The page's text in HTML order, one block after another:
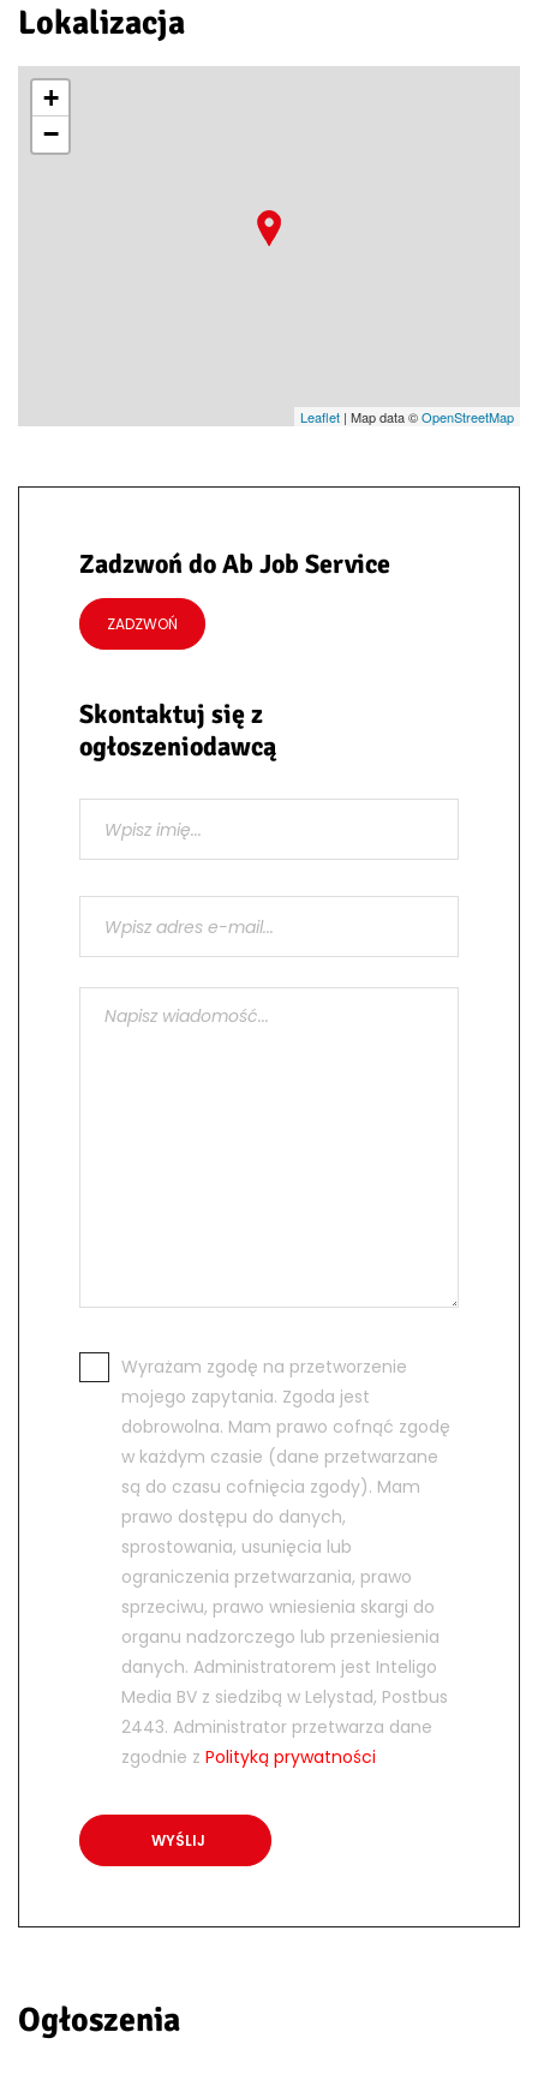
Lokalizacja
+
−
Leaflet | Map data ©OpenStreetMap
Zadzwoń do Ab Job Service
ZADZWOŃ
Skontaktuj się z
ogłoszeniodawcą
Wyrażam zgodę na przetworzenie
mojego zapytania. Zgoda jest
dobrowolna. Mam prawo cofnąć zgodę
w każdym czasie (dane przetwarzane
są do czasu cofnięcia zgody). Mam
prawo dostępu do danych,
sprostowania, usunięcia lub
ograniczenia przetwarzania, prawo
sprzeciwu, prawo wniesienia skargi do
organu nadzorczego lub przeniesienia
danych. Administratorem jest Inteligo
Media BV z siedzibą w Lelystad, Postbus
2443. Administrator przetwarza dane
zgodnie z Polityką prywatności
Ogłoszenia